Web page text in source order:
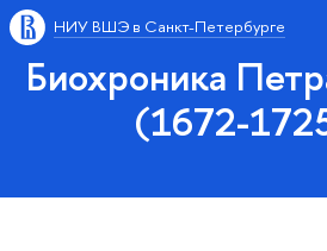
НИУ ВШЭ в Санкт-Петербурге
Биохроника
(1672-